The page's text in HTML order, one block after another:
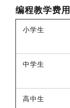
编程教学费用
小学生
中学生
高中生